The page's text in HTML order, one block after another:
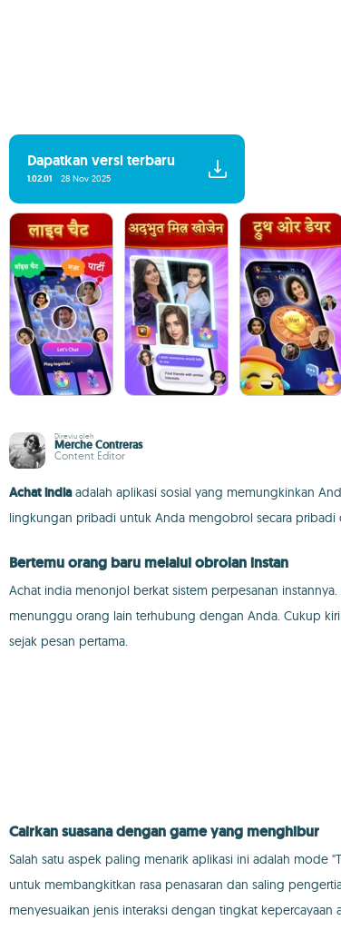
Dapatkan versi terbaru
1.02.01 28 Nov 2025
Direviu oleh
Merche Contreras
Content Editor
Achat indiaadalah aplikasi sosial yang memungkinkan
lingkungan pribadi untuk Anda mengobrol secara pribadi
Bertemu orang baru melalui obrolan instan
Achat india menonjol berkat sistem perpesanan
menunggu orang lain terhubung dengan Anda. Cukup
sejak pesan pertama.
Cairkan suasana dengan game yang menghibur
Salah satu aspek paling menarik aplikasi ini adalah mode
untuk membangkitkan rasa penasaran dan saling
menyesuaikan jenis interaksi dengan tingkat kepercayaan